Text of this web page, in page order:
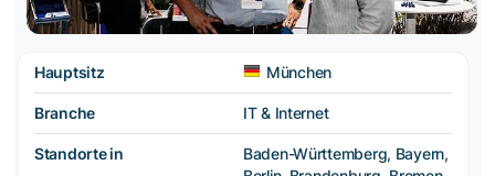
Hauptsitz München
Branche IT & Internet
Standorte in
Baden-Württemberg, Bayern,